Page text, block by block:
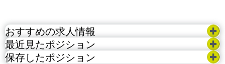
おすすめの求人情報
最近見たポジション
保存したポジション